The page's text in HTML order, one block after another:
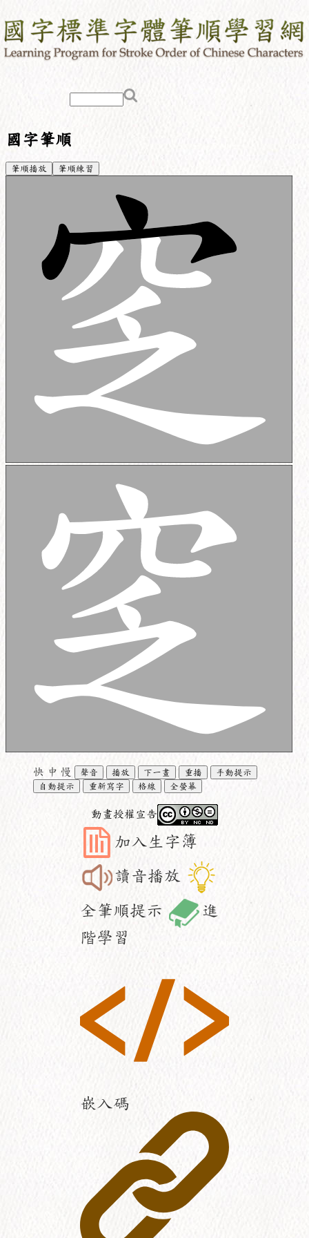
國字筆順
筆順播放 筆順練習
快 中 慢 聲音 播放 下一畫 重播
手動提示
自動提示
重新寫字 格線 全螢幕
動畫授權宣告
加入生字簿
讀音播放
全筆順提示
進
階學習
嵌入碼